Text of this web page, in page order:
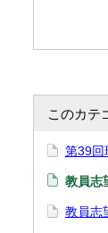
このカテ
第39回
教員志
教員志